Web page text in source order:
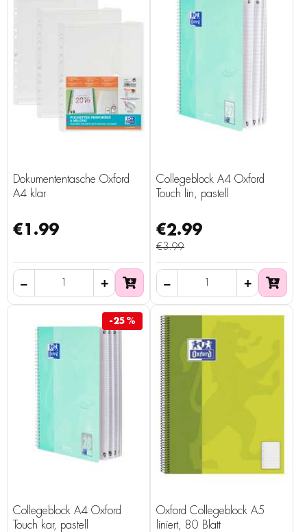
Dokumententasche Oxford
A4 klar
€1.99
Collegeblock A4 Oxford
Touch lin, pastell
€2.99
€3.99
Collegeblock A4 Oxford
Touch kar, pastell
-25%
Oxford Collegeblock A5
liniert, 80 Blatt